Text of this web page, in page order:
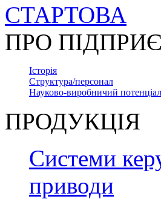
СТАРТОВА
ПРО
Історія
Структура/персонал
Науково-виробничий потенціал
ПРОДУКЦІЯ
Системи
приводи